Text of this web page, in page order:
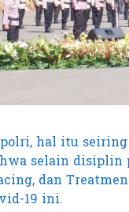
hal itu
selain disiplin
dan
19 ini.